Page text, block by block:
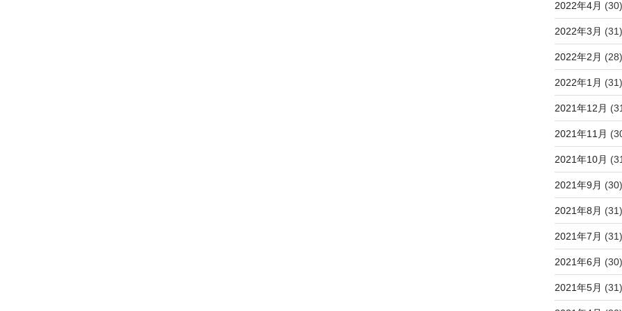
2022年4月 (30)
2022年3月 (31)
2022年2月 (28)
2022年1月 (31)
2021年12月
2021年11月
2021年10月
2021年9月 (30)
2021年8月 (31)
2021年7月 (31)
2021年6月 (30)
2021年5月 (31)